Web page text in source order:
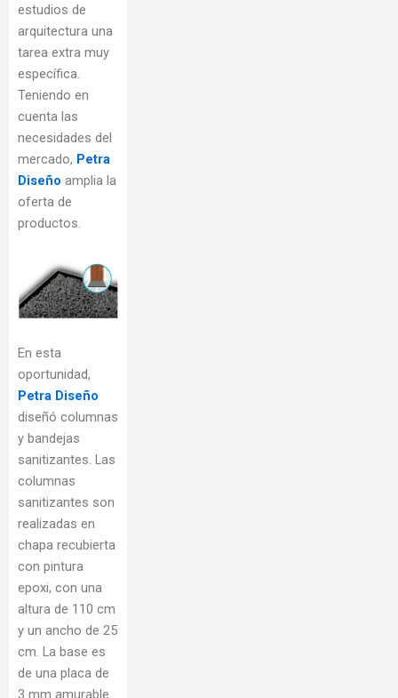
estudios de
arquitectura una
tarea extra muy
específica.
Teniendo en
cuenta las
necesidades del
mercado, Petra
Diseño amplia la
oferta de
productos.
En esta
oportunidad,
Petra Diseño
diseñó columnas
y bandejas
sanitizantes. Las
columnas
sanitizantes son
realizadas en
chapa recubierta
con pintura
epoxi, con una
altura de 110 cm
y un ancho de 25
cm. La base es
de una placa de
3 mm amurable